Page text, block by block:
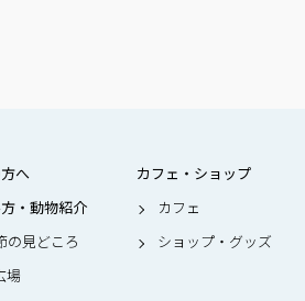
へ
・動物紹介
の見どころ
場
カフェ・ショップ
カフェ
ショップ・グッズ